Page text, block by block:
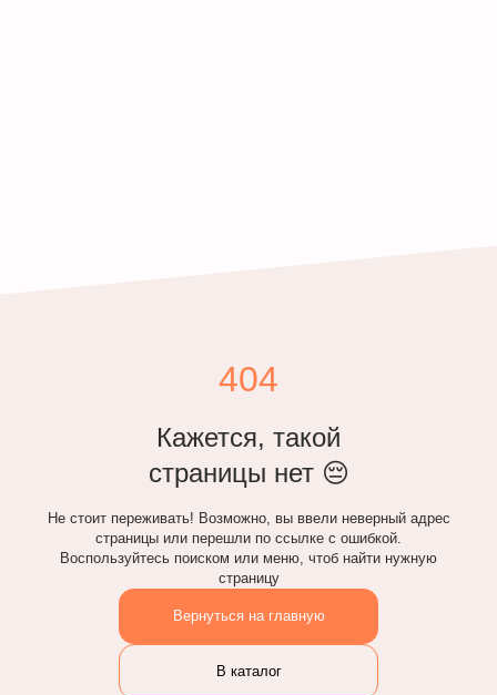
404
Кажется, такой
страницы нет 😔
Не стоит переживать! Возможно, вы ввели неверный адрес
страницы или перешли по ссылке с ошибкой.
Воспользуйтесь поиском или меню, чтоб найти нужную
страницу
Вернуться на главную
В каталог